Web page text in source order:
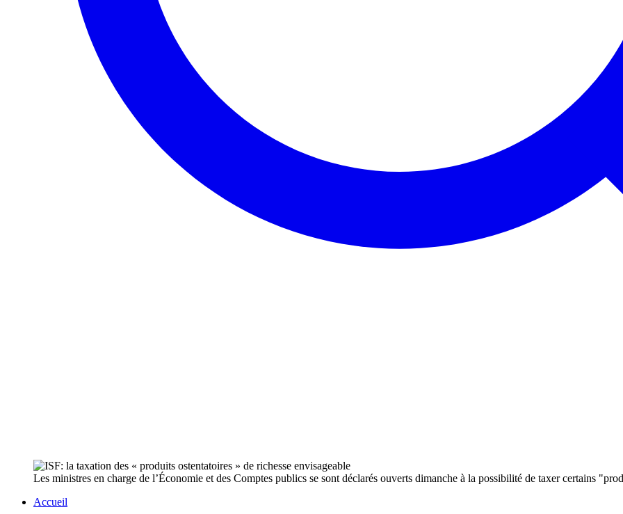
Les ministres en charge de l’Économie et des Comptes publics se sont déclarés ouverts dimanche à la possibilité de taxer certains
Accueil